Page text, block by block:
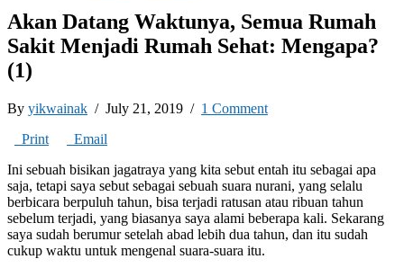
Akan Datang Waktunya, Semua Rumah
Sakit Menjadi Rumah Sehat: Mengapa?
(1)
By yikwainak / July 21, 2019 / 1 Comment
Print
Email
Ini sebuah bisikan jagatraya yang kita sebut entah itu sebagai apa
saja, tetapi saya sebut sebagai sebuah suara nurani, yang selalu
berbicara berpuluh tahun, bisa terjadi ratusan atau ribuan tahun
sebelum terjadi, yang biasanya saya alami beberapa kali. Sekarang
saya sudah berumur setelah abad lebih dua tahun, dan itu sudah
cukup waktu untuk mengenal suara-suara itu.